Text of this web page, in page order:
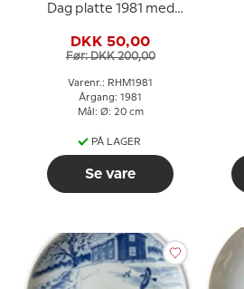
Dag platte 1981 med
DKK 50,00
Før: DKK 200,00
Varenr.: RHM1981
Årgang: 1981
Mål: Ø: 20 cm
PÅ LAGER
Se vare